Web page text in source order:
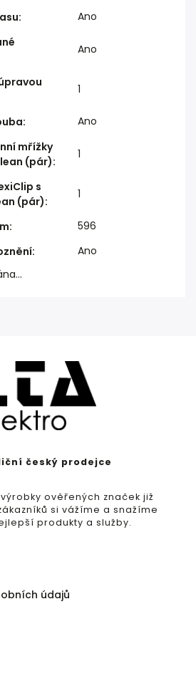
:
Ano
Ano
1
:
Ano
mřížky
(pár):
1
s
(pár):
1
:
596
:
Ano
český prodejce
ověřených značek již
si vážíme a snažíme
produkty a služby.
údajů